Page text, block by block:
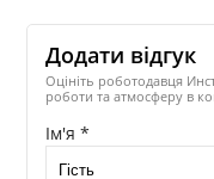
Додати відгук
Оцініть роботодавця
роботи та атмосферу в
Ім'я *